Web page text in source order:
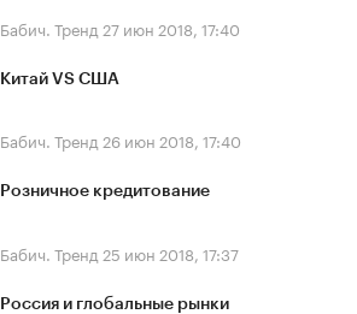
Бабич. Тренд 27 июн 2018, 17:40
Китай VS США
Бабич. Тренд 26 июн 2018, 17:40
Розничное кредитование
Бабич. Тренд 25 июн 2018, 17:37
Россия и глобальные рынки